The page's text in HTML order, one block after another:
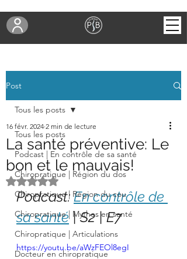
Post
Tous les posts
Podcast | En contrôle de sa santé
Chiropratique | Région du dos
Chiropratique | Région du cou
Chiropratique | Mythes en santé
Chiropratique | Articulations
Docteur en chiropratique
Tous les posts
La santé préventive: Le
bon et le mauvais!
16 févr. 2024 2 min de lecture
Noté NaN étoiles sur 5.
Podcast: En contrôle de
sa santé | S2 | E7
https://youtu.be/aWzFEOl8egI